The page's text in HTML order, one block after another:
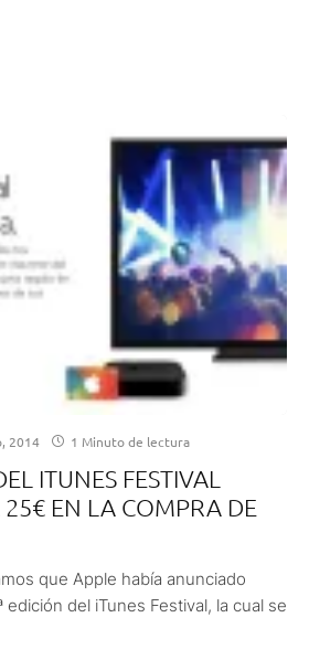
2014 1 Minuto de lectura
ITUNES FESTIVAL
25€ EN LA COMPRA DE
que Apple había anunciado
edición del iTunes Festival, la cual se